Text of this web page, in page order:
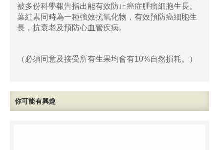
被多份科學報告指出能有效防止癌症腫瘤細胞生長。
葉紅素同時為一種強效抗氧化物，有效預防癌細胞生
長，抗衰老及預防心血管疾病。
（必須同意及接受所有生果均會有10%自然損耗。）
你可能有興趣